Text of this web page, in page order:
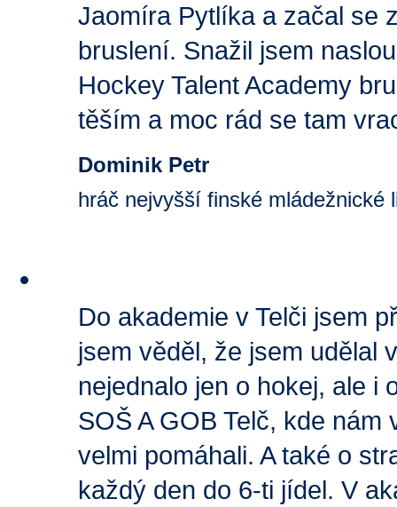
Jaomíra Pytlíka a začal se
bruslení. Snažil jsem
Hockey Talent Academy
těším a moc rád se tam
Dominik Petr
hráč nejvyšší finské mládežnické
Do akademie v Telči jsem
jsem věděl, že jsem udělal
nejednalo jen o hokej, ale i
SOŠ A GOB Telč, kde
velmi pomáhali. A také o
každý den do 6-ti jídel. V